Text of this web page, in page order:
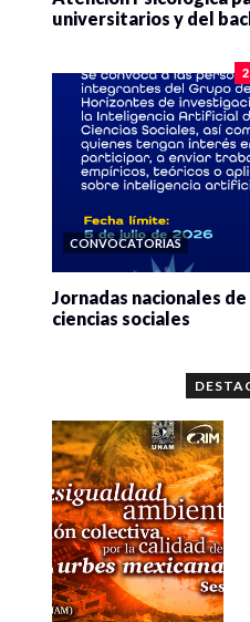
universitarios y del
2
CONVOCATORIAS
Jornadas nacionales
ciencias sociales